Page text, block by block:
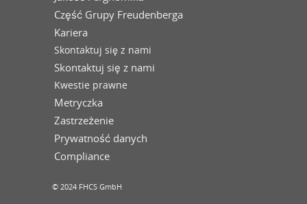
Część Grupy Freudenberga
Kariera
Skontaktuj się z nami
Skontaktuj się z nami
Kwestie prawne
Metryczka
Zastrzeżenie
Prywatność danych
Compliance
© 2024 FHCS GmbH